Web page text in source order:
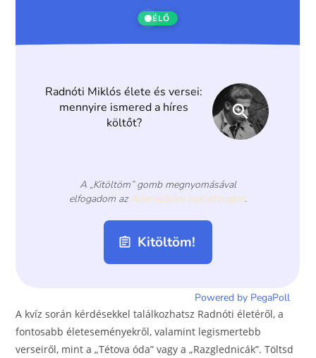
A kvíz során kérdésekkel találkozhatsz Radnóti életéről, a
fontosabb életeseményekről, valamint legismertebb
verseiről, mint a „Tétova óda” vagy a „Razglednicák”. Töltsd